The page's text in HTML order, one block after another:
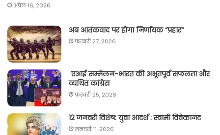
अप्रैल 16, 2026
अब आतंकवाद पर होगा निर्णायक “प्रहार“
फ़रवरी 27, 2026
एआई सम्मेलन-भारत की अभूतपूर्व सफलता और
व्यथित कांग्रेस
फ़रवरी 25, 2026
12 जनवरी विशेष: युवा आदर्श : स्वामी विवेकानंद
जनवरी 11, 2026